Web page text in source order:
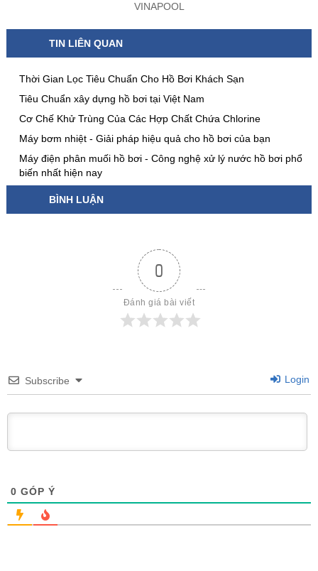
VINAPOOL
TIN LIÊN QUAN
Thời Gian Lọc Tiêu Chuẩn Cho Hồ Bơi Khách Sạn
Tiêu Chuẩn xây dựng hồ bơi tại Việt Nam
Cơ Chế Khử Trùng Của Các Hợp Chất Chứa Chlorine
Máy bơm nhiệt - Giải pháp hiệu quả cho hồ bơi của bạn
Máy điện phân muối hồ bơi - Công nghệ xử lý nước hồ bơi phổ
biến nhất hiện nay
BÌNH LUẬN
0
Đánh giá bài viết
Subscribe Login
0 GÓP Ý